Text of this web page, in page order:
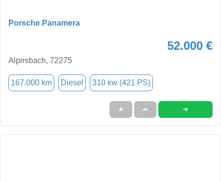
Porsche Panamera
52.000 €
Alpirsbach, 72275
167.000 km Diesel 310 kw (421 PS)
★ ➦ ➜